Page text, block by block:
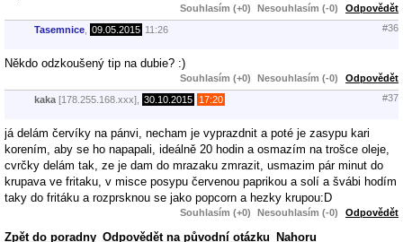
Souhlasím (+0) Nesouhlasím (-0) Odpovědět
Tasemnice 09.05.2015 11:26 #36
Někdo odzkoušený tip na dubie? :)
Souhlasím (+0) Nesouhlasím (-0) Odpovědět
kaka [178.255.168.xxx], 30.10.2015 17:20 #37
já delám červíky na pánvi, necham je vyprazdnit a poté je zasypu kari
korením, aby se ho napapali, ideálně 20 hodin a osmazím na trošce oleje,
cvrčky delám tak, ze je dam do mrazaku zmrazit, usmazim pár minut do
krupava ve fritaku, v misce posypu červenou paprikou a solí a švábi hodím
taky do fritáku a rozprsknou se jako popcorn a hezky krupou:D
Souhlasím (+0) Nesouhlasím (-0) Odpovědět
Zpět do poradny Odpovědět na původní otázku Nahoru